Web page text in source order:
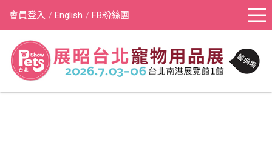
會員登入 English FB粉絲團